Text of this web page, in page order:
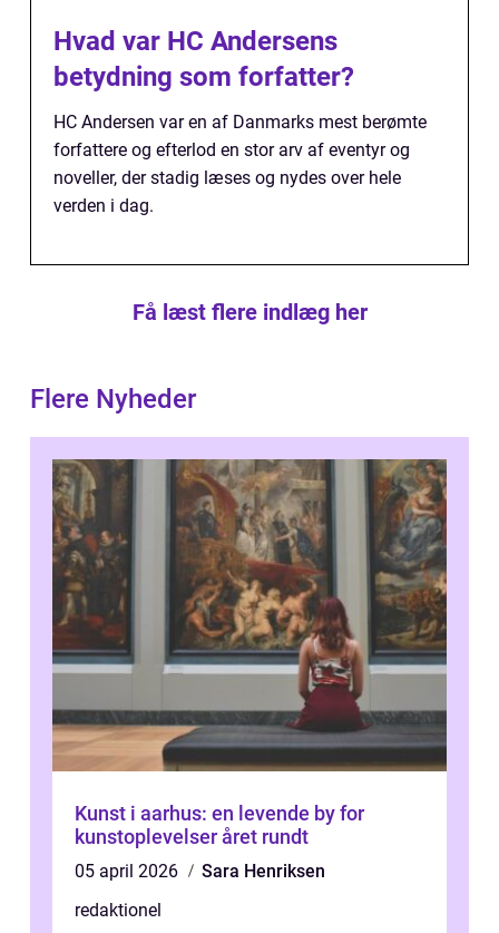
Hvad var HC Andersens
betydning som forfatter?
HC Andersen var en af Danmarks mest berømte
forfattere og efterlod en stor arv af eventyr og
noveller, der stadig læses og nydes over hele
verden i dag.
Få læst flere indlæg her
Flere Nyheder
Kunst i aarhus: en levende by for
kunstoplevelser året rundt
05 april 2026
Sara Henriksen
redaktionel